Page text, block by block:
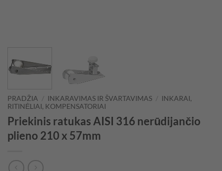
PRADŽIA / INKARAVIMAS IR ŠVARTAVIMAS / INKARAI,
RITINĖLIAI, KOMPENSATORIAI
Priekinis ratukas AISI 316 nerūdijančio
plieno 210 x 57mm